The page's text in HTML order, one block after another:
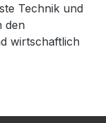
Technik und
den
wirtschaftlich